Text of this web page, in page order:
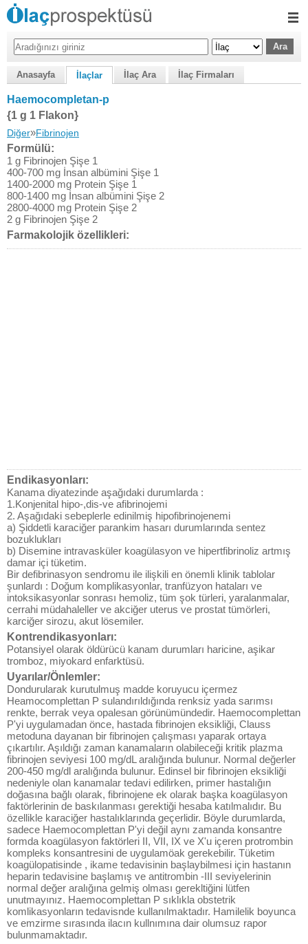
Anasayfa İlaçlar İlaç Ara İlaç Firmaları
Haemocompletan-p
{1 g 1 Flakon}
Diğer»Fibrinojen
Formülü:
1 g Fibrinojen Şişe 1
400-700 mg İnsan albümini Şişe 1
1400-2000 mg Protein Şişe 1
800-1400 mg İnsan albümini Şişe 2
2800-4000 mg Protein Şişe 2
2 g Fibrinojen Şişe 2
Farmakolojik özellikleri:
Endikasyonları:
Kanama diyatezinde aşağıdaki durumlarda :
1.Konjenital hipo-,dis-ve afibrinojemi
2. Aşağıdaki sebeplerle edinilmiş hipofibrinojenemi
a) Şiddetli karaciğer parankim hasarı durumlarında sentez
bozuklukları
b) Disemine intravasküler koagülasyon ve hipertfibrinoliz artmış
damar içi tüketim.
Bir defibrinasyon sendromu ile ilişkili en önemli klinik tablolar
şunlardı : Doğum komplikasyonlar, tranfüzyon hataları ve
intoksikasyonlar sonrası hemoliz, tüm şok türleri, yaralanmalar,
cerrahi müdahaleller ve akciğer uterus ve prostat tümörleri,
karciğer sirozu, akut lösemiler.
Kontrendikasyonları:
Potansiyel olarak öldürücü kanam durumları haricine, aşikar
tromboz, miyokard enfarktüsü.
Uyarılar/Önlemler:
Dondurularak kurutulmuş madde koruyucu içermez
Heamocomplettan P sulandırıldığında renksiz yada sarımsı
renkte, berrak veya opalesan görünümündedir. Haemocomplettan
P'yi uygulamadan önce, hastada fibrinojen eksikliği, Clauss
metoduna dayanan bir fibrinojen çalışması yaparak ortaya
çıkartılır. Aşıldığı zaman kanamaların olabileceği kritik plazma
fibrinojen seviyesi 100 mg/dL aralığında bulunur. Normal değerler
200-450 mg/dl aralığında bulunur. Edinsel bir fibrinojen eksikliği
nedeniyle olan kanamalar tedavi edilirken, primer hastalığın
doğasına bağlı olarak, fibrinojene ek olarak başka koagülasyon
faktörlerinin de baskılanması gerektiği hesaba katılmalıdır. Bu
özellikle karaciğer hastalıklarında geçerlidir. Böyle durumlarda,
sadece Haemocomplettan P'yi değil aynı zamanda konsantre
formda koagülasyon faktörleri II, VII, IX ve X'u içeren protrombin
kompleks konsantresini de uygulamöak gerekebilir. Tüketim
koagülopatisinde , ikame tedavisinin başlaybilmesi için hastanın
heparin tedavisine başlamış ve antitrombin -III seviyelerinin
normal değer aralığına gelmiş olması gerekltiğini lütfen
unutmayınız. Haemocomplettan P sıklıkla obstetrik
komlikasyonların tedavisnde kullanılmaktadır. Hamilelik boyunca
ve emzirme sırasında ilacın kullnımına dair olumsuz rapor
bulunmamaktadır.